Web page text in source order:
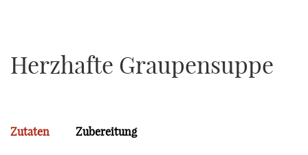
Herzhafte Graupensuppe
Zutaten Zubereitung